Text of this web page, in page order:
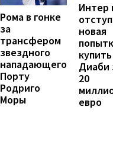
Рома в гонке
за
трансфером
звездного
нападающего
Порту
Родриго
Моры
Интер
новая
купить
Диаби
20
евро